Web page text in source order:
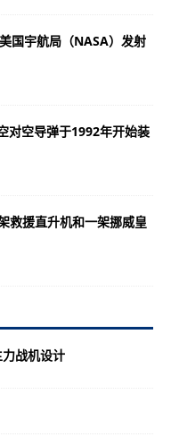
国宇航局（NASA）发射
对空导弹于1992年开始装
救援直升机和一架挪威皇
战机设计